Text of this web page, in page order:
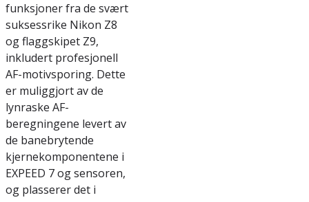
funksjoner fra de svært
suksessrike Nikon Z8
og flaggskipet Z9,
inkludert profesjonell
AF-motivsporing. Dette
er muliggjort av de
lynraske AF-
beregningene levert av
de banebrytende
kjernekomponentene i
EXPEED 7 og sensoren,
og plasserer det i